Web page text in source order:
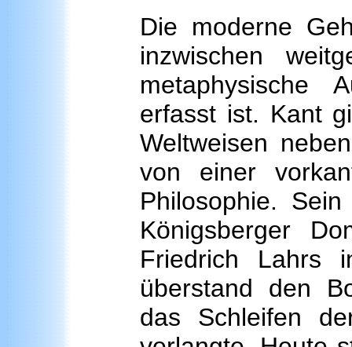
Die moderne
inzwischen
metaphysische
erfasst ist. Kant
Weltweisen
von einer
Philosophie.
Königsberger
Friedrich Lahrs
überstand den
das Schleifen